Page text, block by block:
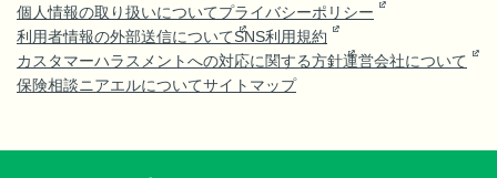
個人情報の取り扱いについてプライバシーポリシー
利用者情報の外部送信についてSNS利用規約
カスタマーハラスメントへの対応に関する方針運営会社について
保険相談ニアエルについてサイトマップ